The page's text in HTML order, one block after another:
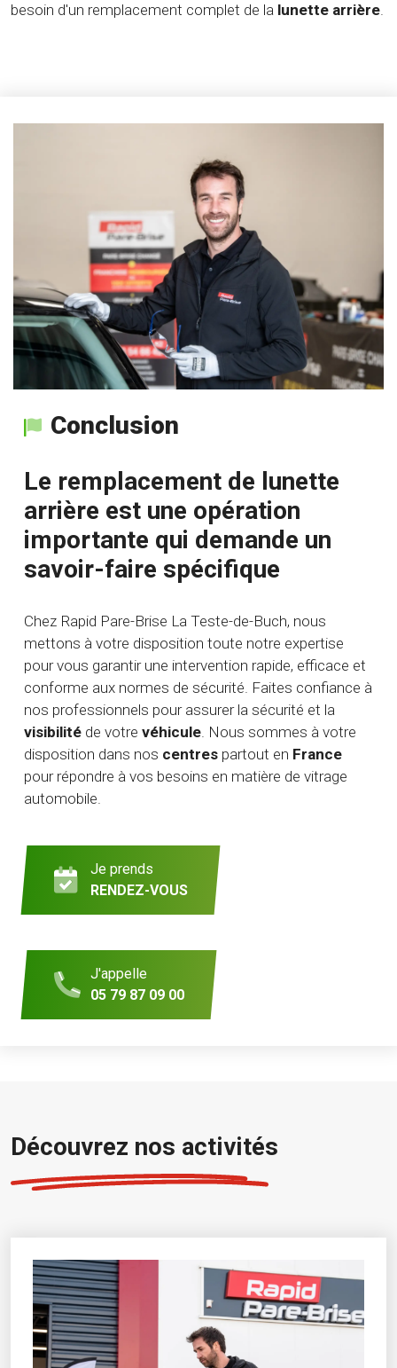
besoin d'un remplacement complet de la lunette arrière.
Conclusion
Le remplacement de lunette
arrière est une opération
importante qui demande un
savoir-faire spécifique
Chez Rapid Pare-Brise La Teste-de-Buch, nous
mettons à votre disposition toute notre expertise
pour vous garantir une intervention rapide, efficace et
conforme aux normes de sécurité. Faites confiance à
nos professionnels pour assurer la sécurité et la
visibilité de votre véhicule. Nous sommes à votre
disposition dans nos centres partout en France
pour répondre à vos besoins en matière de vitrage
automobile.
Je prends
RENDEZ-VOUS
J'appelle
05 79 87 09 00
Découvrez nos activités